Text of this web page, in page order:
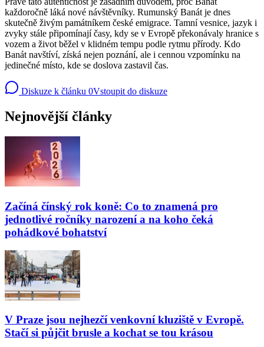
každoročně láká nové návštěvníky. Rumunský Banát je dnes
skutečně živým památníkem české emigrace. Tamní vesnice, jazyk i
zvyky stále připomínají časy, kdy se v Evropě překonávaly hranice s
vozem a život běžel v klidném tempu podle rytmu přírody. Kdo
Banát navštíví, získá nejen poznání, ale i cennou vzpomínku na
jedinečné místo, kde se doslova zastavil čas.
Diskuze k článku 0Vstoupit do diskuze
Nejnovější články
Začíná čínský rok koně: Co to znamená pro
jednotlivé ročníky narození a na koho čeká
pohádkové bohatství
V Praze jsou nejhezčí venkovní kluziště v Evropě.
Stačí si půjčit brusle a kochat se tou krásou